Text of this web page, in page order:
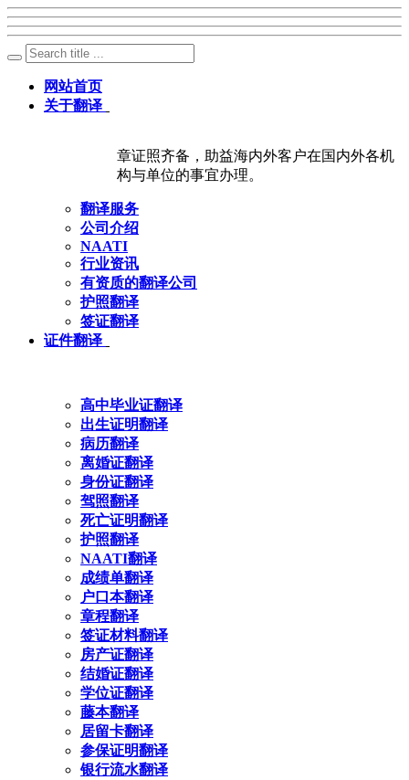
网站首页
关于翻译
章证照齐备，助益海内外客户在国内外各机
构与单位的事宜办理。
翻译服务
公司介绍
NAATI
行业资讯
有资质的翻译公司
护照翻译
签证翻译
证件翻译
高中毕业证翻译
出生证明翻译
病历翻译
离婚证翻译
身份证翻译
驾照翻译
死亡证明翻译
护照翻译
NAATI翻译
成绩单翻译
户口本翻译
章程翻译
签证材料翻译
房产证翻译
结婚证翻译
学位证翻译
藤本翻译
居留卡翻译
参保证明翻译
银行流水翻译